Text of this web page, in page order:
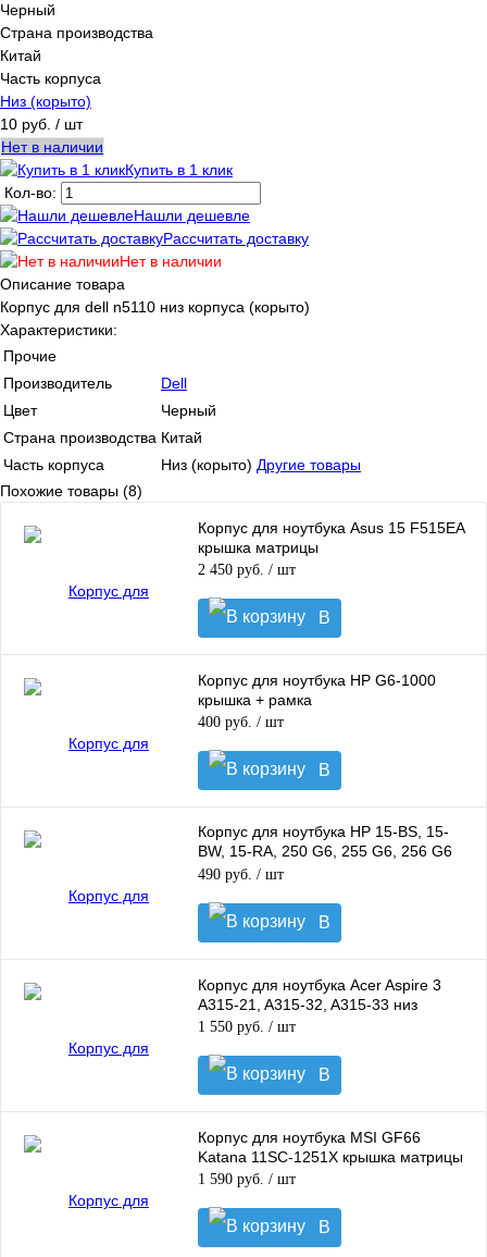
Черный
Страна производства
Китай
Часть корпуса
Низ (корыто)
10 руб. / шт
Нет в наличии
Купить в 1 клик
Кол-во:
Нашли дешевле
Рассчитать доставку
Нет в наличии
Описание товара
Корпус для dell n5110 низ корпуса (корыто)
Характеристики:
Прочие
Производитель
Dell
Цвет
Черный
Страна производства Китай
Часть корпуса
Низ (корыто) Другие товары
Похожие товары (8)
Корпус для ноутбука Asus 15 F515EA
крышка матрицы
2 450 руб. / шт
В
корзину
Корпус для ноутбука HP G6-1000
крышка + рамка
400 руб. / шт
В
корзину
Корпус для ноутбука HP 15-BS, 15-
BW, 15-RA, 250 G6, 255 G6, 256 G6
рамка
490 руб. / шт
В
корзину
Корпус для ноутбука Acer Aspire 3
A315-21, A315-32, A315-33 низ
1 550 руб. / шт
В
корзину
Корпус для ноутбука MSI GF66
Katana 11SC-1251X крышка матрицы
1 590 руб. / шт
В